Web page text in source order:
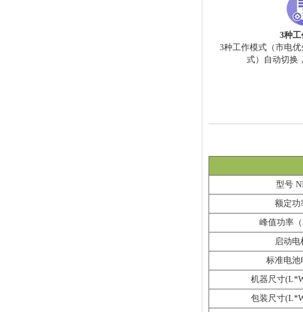
3种
3种工作模式（市电
式）自动切换
型号
额定功
峰值功率（
启动电
标准电池
机器尺寸
包装尺寸